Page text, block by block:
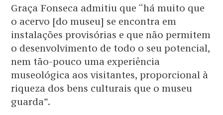
Graça Fonseca admitiu que “há muito que
o acervo [do museu] se encontra em
instalações provisórias e que não permitem
o desenvolvimento de todo o seu potencial,
nem tão-pouco uma experiência
museológica aos visitantes, proporcional à
riqueza dos bens culturais que o museu
guarda”.